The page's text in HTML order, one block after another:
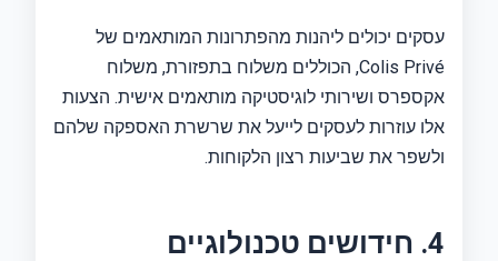
עסקים יכולים ליהנות מהפתרונות המותאמים של
Colis Privé, הכוללים משלוח בתפזורת, משלוח
אקספרס ושירותי לוגיסטיקה מותאמים אישית. הצעות
אלו עוזרות לעסקים לייעל את שרשרת האספקה ​​שלהם
ולשפר את שביעות רצון הלקוחות.
4. חידושים טכנולוגיים